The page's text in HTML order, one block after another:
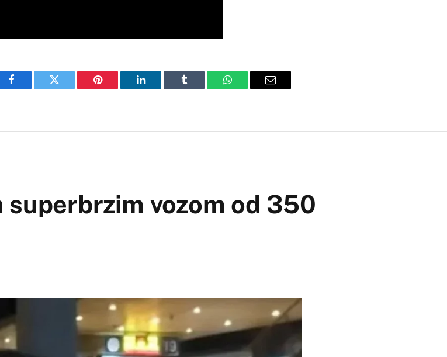
Facebook Twitter Pinterest LinkedIn Tumblr WhatsAppEmail
superbrzim vozom od 350